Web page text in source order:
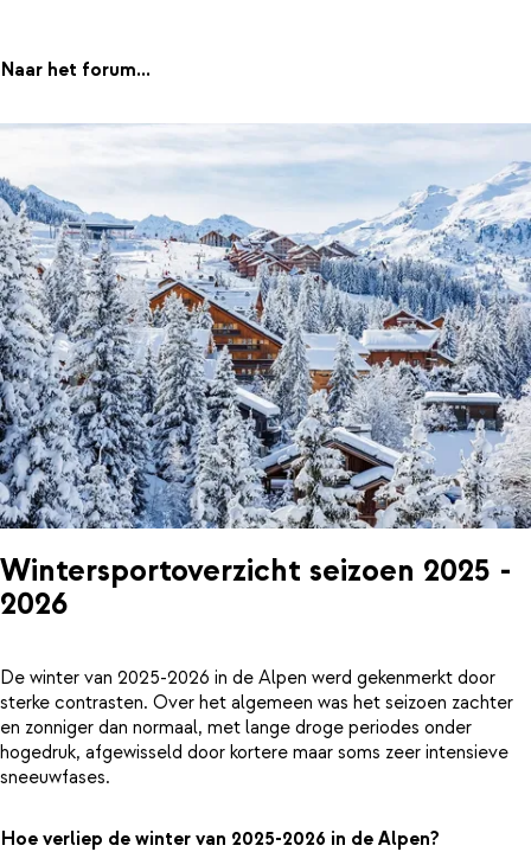
Naar het forum...
Wintersportoverzicht seizoen 2025 -
2026
De winter van 2025-2026 in de Alpen werd gekenmerkt door
sterke contrasten. Over het algemeen was het seizoen zachter
en zonniger dan normaal, met lange droge periodes onder
hogedruk, afgewisseld door kortere maar soms zeer intensieve
sneeuwfases.
Hoe verliep de winter van 2025-2026 in de Alpen?